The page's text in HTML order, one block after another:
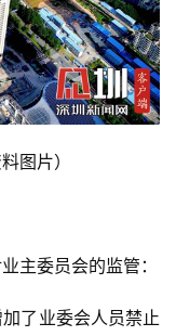
图片）
主委员会的监管：
了业委会人员禁止